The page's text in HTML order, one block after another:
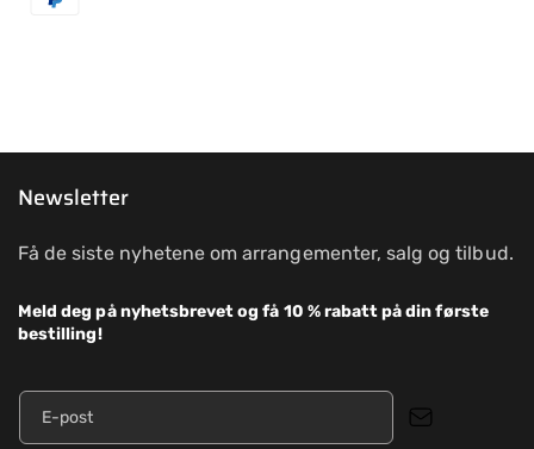
Newsletter
Få de siste nyhetene om arrangementer, salg og tilbud.
Meld deg på nyhetsbrevet og få 10 % rabatt på din første
bestilling!
E-post